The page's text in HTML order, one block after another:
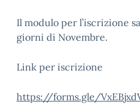
Il modulo per l’iscrizione
giorni di Novembre.
Link per iscrizione
https://forms.gle/